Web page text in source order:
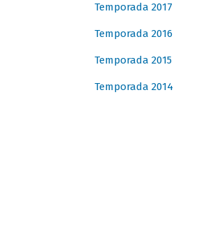
Temporada 2017
Temporada 2016
Temporada 2015
Temporada 2014